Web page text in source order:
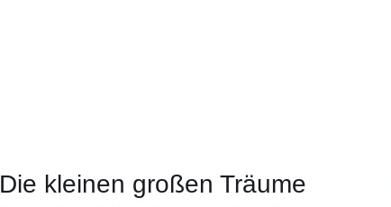
Die kleinen großen Träume